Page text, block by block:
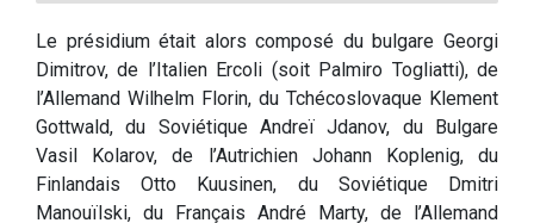
Le présidium était alors composé du bulgare Georgi
Dimitrov, de l’Italien Ercoli (soit Palmiro Togliatti), de
l’Allemand Wilhelm Florin, du Tchécoslovaque Klement
Gottwald, du Soviétique Andreï Jdanov, du Bulgare
Vasil Kolarov, de l’Autrichien Johann Koplenig, du
Finlandais Otto Kuusinen, du Soviétique Dmitri
Manouïlski, du Français André Marty, de l’Allemand